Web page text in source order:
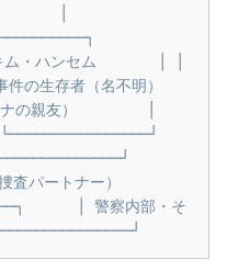
ム・ハンセム       │ │
生存者（名不明）
ナの親友）        │
ートナー）
│ 警察内部・そ